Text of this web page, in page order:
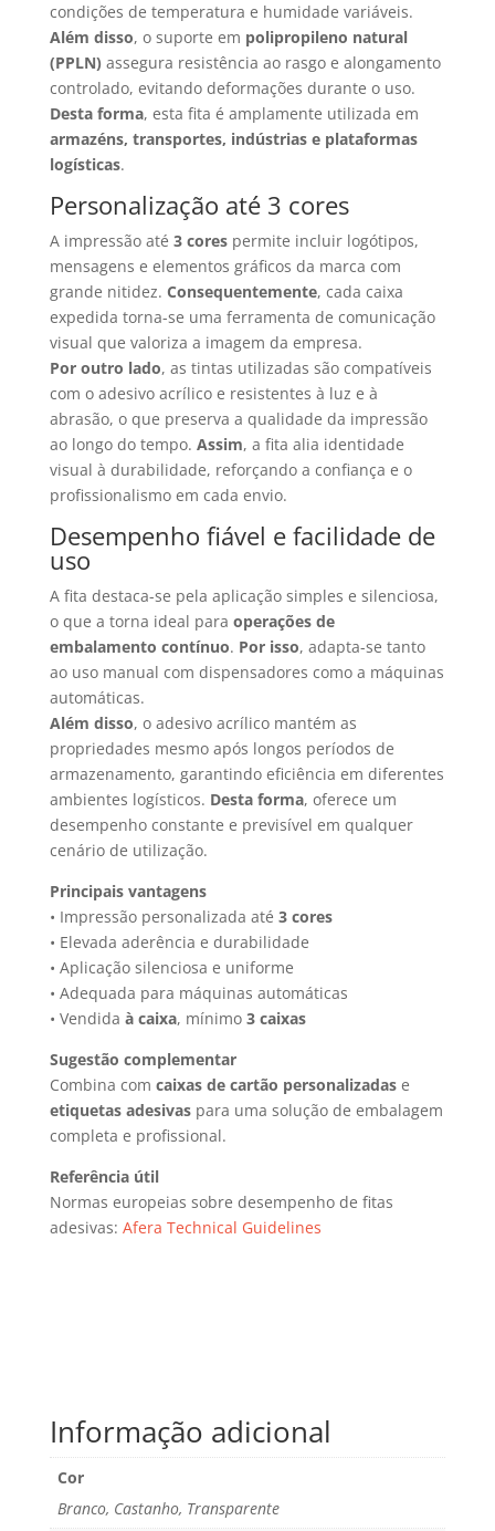
condições de temperatura e humidade variáveis.
Além disso, o suporte em polipropileno natural
(PPLN) assegura resistência ao rasgo e alongamento
controlado, evitando deformações durante o uso.
Desta forma, esta fita é amplamente utilizada em
armazéns, transportes, indústrias e plataformas
logísticas.
Personalização até 3 cores
A impressão até 3 corespermite incluir logótipos,
mensagens e elementos gráficos da marca com
grande nitidez. Consequentemente, cada caixa
expedida torna-se uma ferramenta de comunicação
visual que valoriza a imagem da empresa.
Por outro lado, as tintas utilizadas são compatíveis
com o adesivo acrílico e resistentes à luz e à
abrasão, o que preserva a qualidade da impressão
ao longo do tempo. Assim, a fita alia identidade
visual à durabilidade, reforçando a confiança e o
profissionalismo em cada envio.
Desempenho fiável e facilidade de
uso
A fita destaca-se pela aplicação simples e silenciosa,
o que a torna ideal para operações de
embalamento contínuo. Por isso, adapta-se tanto
ao uso manual com dispensadores como a máquinas
automáticas.
Além disso, o adesivo acrílico mantém as
propriedades mesmo após longos períodos de
armazenamento, garantindo eficiência em diferentes
ambientes logísticos. Desta forma, oferece um
desempenho constante e previsível em qualquer
cenário de utilização.
Principais vantagens
• Impressão personalizada até 3 cores
• Elevada aderência e durabilidade
• Aplicação silenciosa e uniforme
• Adequada para máquinas automáticas
• Vendida à caixa, mínimo 3 caixas
Sugestão complementar
Combina com caixas de cartão personalizadase
etiquetas adesivaspara uma solução de embalagem
completa e profissional.
Referência útil
Normas europeias sobre desempenho de fitas
adesivas: Afera Technical Guidelines
Informação adicional
Cor
Branco, Castanho, Transparente